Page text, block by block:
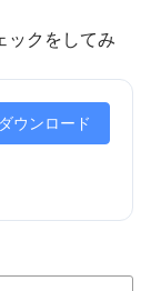
ックをしてみ
ダウンロード